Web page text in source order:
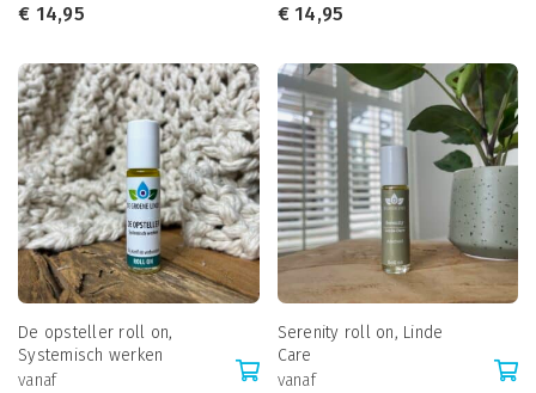
€ 14,95 €14,95
De opsteller roll on,
Systemisch werken
vanaf
Serenity roll on, Linde
Care
vanaf